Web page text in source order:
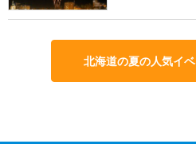
北海道の夏の人気イ